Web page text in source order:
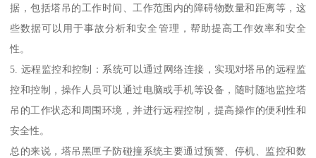
据，包括塔吊的工作时间、工作范围内的障碍物数量和距离等，这
些数据可以用于事故分析和安全管理，帮助提高工作效率和安全
性。
5. 远程监控和控制：系统可以通过网络连接，实现对塔吊的远程监
控和控制，操作人员可以通过电脑或手机等设备，随时随地监控塔
吊的工作状态和周围环境，并进行远程控制，提高操作的便利性和
安全性。
总的来说，塔吊黑匣子防碰撞系统主要通过预警、停机、监控和数